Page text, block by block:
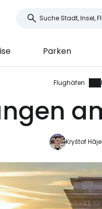
Parken
Flughäfen
Kryštof